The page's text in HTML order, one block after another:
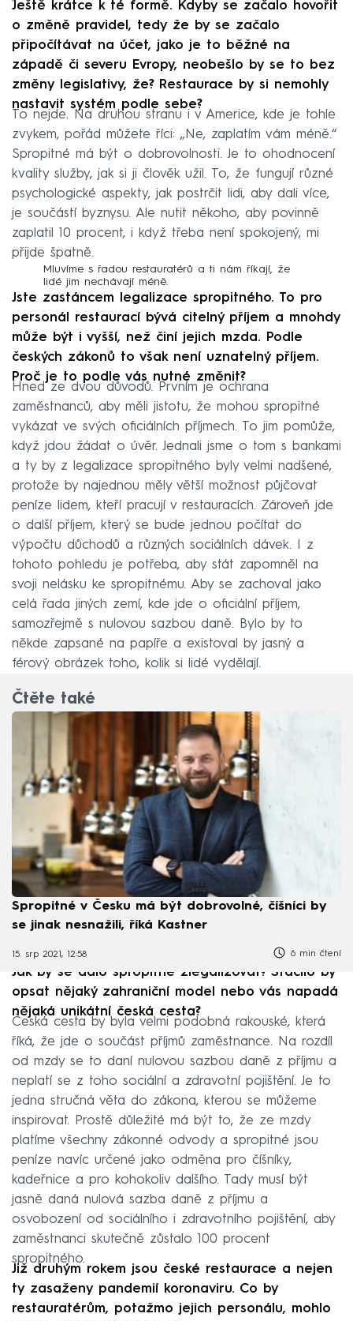
Ještě krátce k té formě. Kdyby se začalo hovořit
o změně pravidel, tedy že by se začalo
připočítávat na účet, jako je to běžné na
západě či severu Evropy, neobešlo by se to bez
změny legislativy, že? Restaurace by si nemohly
nastavit systém podle sebe?
To nejde. Na druhou stranu i v Americe, kde je tohle
zvykem, pořád můžete říci: „Ne, zaplatím vám méně.“
Spropitné má být o dobrovolnosti. Je to ohodnocení
kvality služby, jak si ji člověk užil. To, že fungují různé
psychologické aspekty, jak postrčit lidi, aby dali více,
je součástí byznysu. Ale nutit někoho, aby povinně
zaplatil 10 procent, i když třeba není spokojený, mi
přijde špatně.
Mluvíme s řadou restauratérů a ti nám říkají, že
lidé jim nechávají méně.
Jste zastáncem legalizace spropitného. To pro
personál restaurací bývá citelný příjem a mnohdy
může být i vyšší, než činí jejich mzda. Podle
českých zákonů to však není uznatelný příjem.
Proč je to podle vás nutné změnit?
Hned ze dvou důvodů. Prvním je ochrana
zaměstnanců, aby měli jistotu, že mohou spropitné
vykázat ve svých oficiálních příjmech. To jim pomůže,
když jdou žádat o úvěr. Jednali jsme o tom s bankami
a ty by z legalizace spropitného byly velmi nadšené,
protože by najednou měly větší možnost půjčovat
peníze lidem, kteří pracují v restauracích. Zároveň jde
o další příjem, který se bude jednou počítat do
výpočtu důchodů a různých sociálních dávek. I z
tohoto pohledu je potřeba, aby stát zapomněl na
svoji nelásku ke spropitnému. Aby se zachoval jako
celá řada jiných zemí, kde jde o oficiální příjem,
samozřejmě s nulovou sazbou daně. Bylo by to
někde zapsané na papíře a existoval by jasný a
férový obrázek toho, kolik si lidé vydělají.
Čtěte také
Spropitné v Česku má být dobrovolné, číšníci by
se jinak nesnažili, říká Kastner
15. srp 2021, 12:58 6 min čtení
Jak by se dalo spropitné zlegalizovat? Stačilo by
opsat nějaký zahraniční model nebo vás napadá
nějaká unikátní česká cesta?
Česká cesta by byla velmi podobná rakouské, která
říká, že jde o součást příjmů zaměstnance. Na rozdíl
od mzdy se to daní nulovou sazbou daně z příjmu a
neplatí se z toho sociální a zdravotní pojištění. Je to
jedna stručná věta do zákona, kterou se můžeme
inspirovat. Prostě důležité má být to, že ze mzdy
platíme všechny zákonné odvody a spropitné jsou
peníze navíc určené jako odměna pro číšníky,
kadeřnice a pro kohokoliv dalšího. Tady musí být
jasně daná nulová sazba daně z příjmu a
osvobození od sociálního i zdravotního pojištění, aby
zaměstnanci skutečně zůstalo 100 procent
spropitného.
Již druhým rokem jsou české restaurace a nejen
ty zasaženy pandemií koronaviru. Co by
restauratérům, potažmo jejich personálu, mohlo